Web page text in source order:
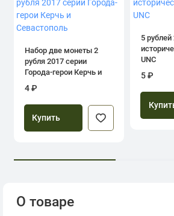
Набор две монеты 2
рубля 2017 серии
Города-герои Керчь и
Севастополь
4 ₽
Купить
5
UNC
5 ₽
О товаре